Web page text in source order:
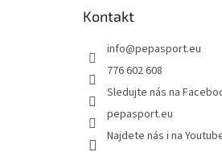
Kontakt
info@pepasport.eu
776 602 608
Sledujte nás na
pepasport.eu
Najdete nás i na